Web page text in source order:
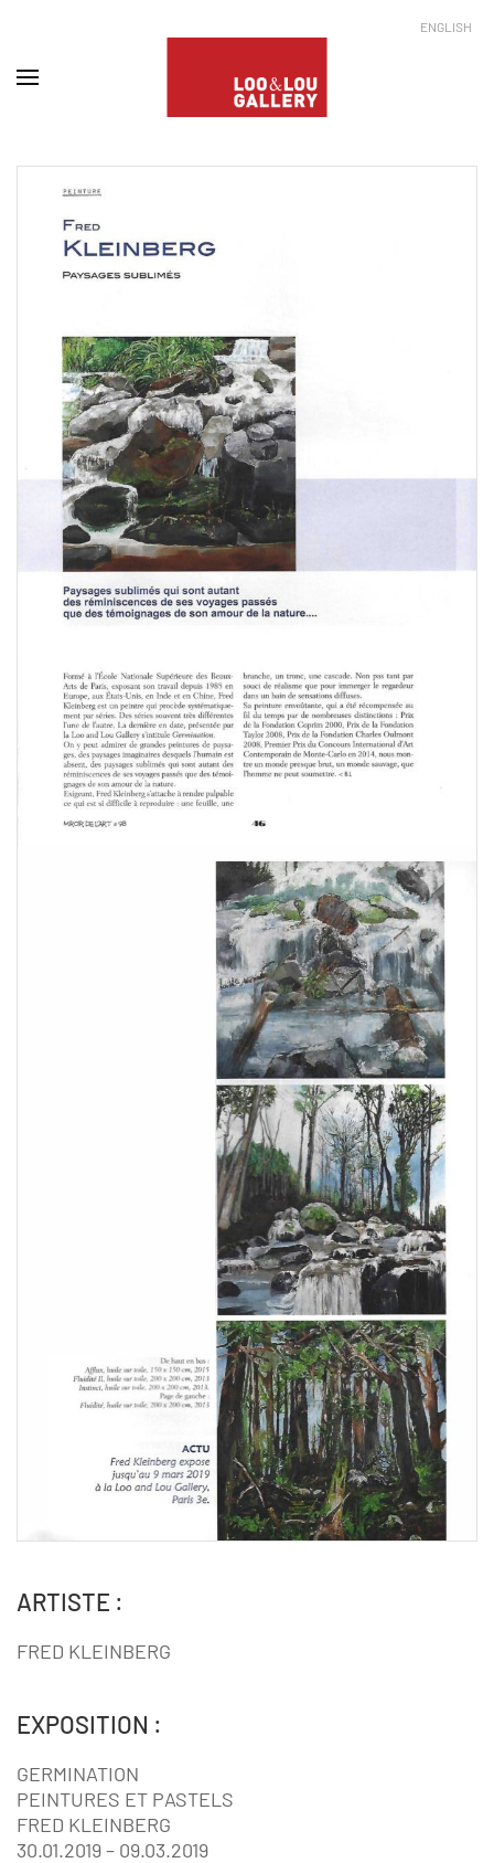
ENGLISH
ARTISTE :
FRED KLEINBERG
EXPOSITION :
GERMINATION
PEINTURES ET PASTELS
FRED KLEINBERG
30.01.2019 – 09.03.2019